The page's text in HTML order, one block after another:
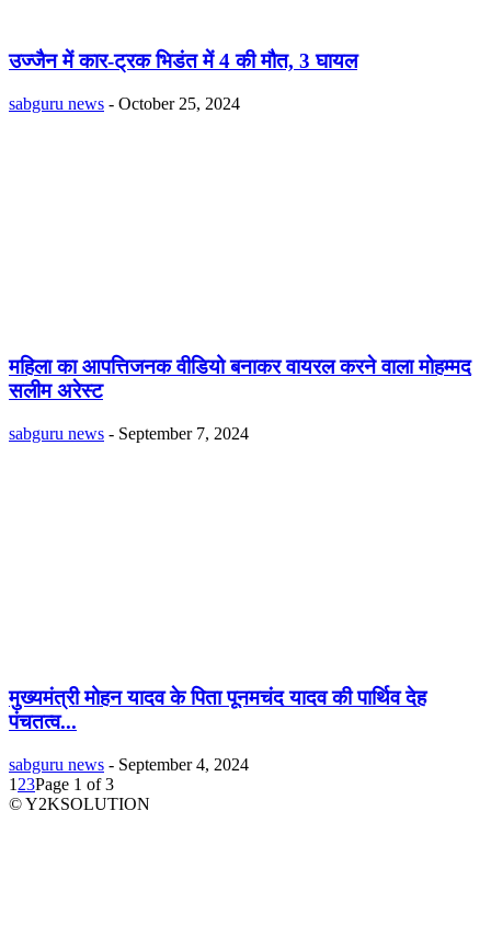
उज्जैन में कार-ट्रक भिडंत में 4 की मौत, 3 घायल
sabguru news - October 25, 2024
महिला का आपत्तिजनक वीडियो बनाकर वायरल करने वाला मोहम्मद
सलीम अरेस्ट
sabguru news - September 7, 2024
मुख्यमंत्री मोहन यादव के पिता पूनमचंद यादव की पार्थिव देह
पंचतत्व...
sabguru news - September 4, 2024
1 23Page 1 of 3
© Y2KSOLUTION